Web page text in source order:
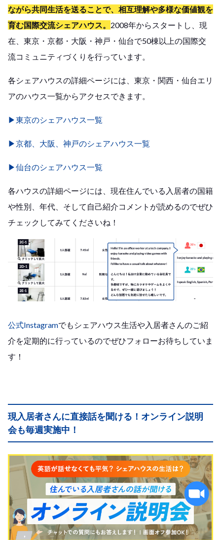
ながら共同生活を送ることで、相互理解や多様な価値観を
育む国際交流シェアハウス。 2008年からスタートし、 現
在、東京・京都・大阪・神戸・仙台で50棟以上の国際交
流コミュニティづくりを行っています。
各シェアハウスの詳細ページには、東京・関西・仙台エリ
アのハウス一覧からアクセスできます。
▶東京のシェアハウス一覧
▶京都、大阪、神戸のシェアハウス一覧
▶仙台のシェアハウス一覧
各ハウスの詳細ページには、現在住んでいる入居者の国籍
や性別、年代、そして自己紹介コメントが読めるのでぜひ
チェックしてみてくださいね！
公式Instagramでもシェアハウス生活や入居者さんのご紹
介を定期的に行っているのでぜひフォローお待ちしていま
す！
現入居者さんに直接話を聞ける！オンライン説明
会も毎週実施中！